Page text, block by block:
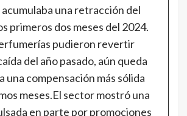
acumulaba una retracción del
primeros dos meses del 2024.
pudieron revertir
del año pasado, aún queda
una compensación más sólida
meses.El sector mostró una
en parte por promociones